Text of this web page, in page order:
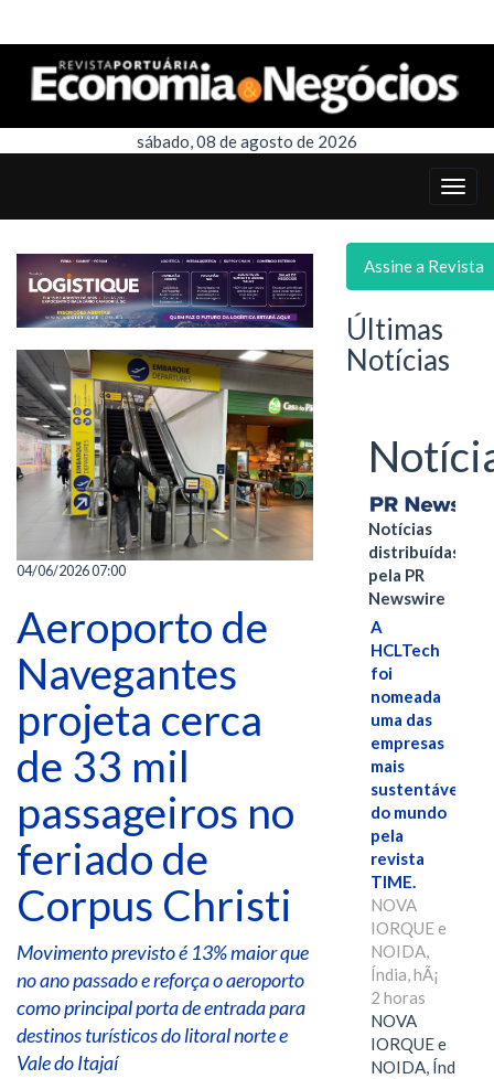
sábado, 08 de agosto de 2026
04/06/2026 07:00
Aeroporto de
Navegantes
projeta cerca
de 33 mil
passageiros no
feriado de
Corpus Christi
Movimento previsto é 13% maior que
no ano passado e reforça o aeroporto
como principal porta de entrada para
destinos turísticos do litoral norte e
Vale do Itajaí
Assine a Revista
Últimas
Notícias
Notícias
distribuídas
pela PR
Newswire
A
HCLTech
foi
nomeada
uma das
empresas
mais
sustentáveis
do mundo
pela
revista
TIME.
NOVA
IORQUE e
NOIDA,
Índia, hÃ¡
2 horas
NOVA
IORQUE e
NOIDA, Índia,